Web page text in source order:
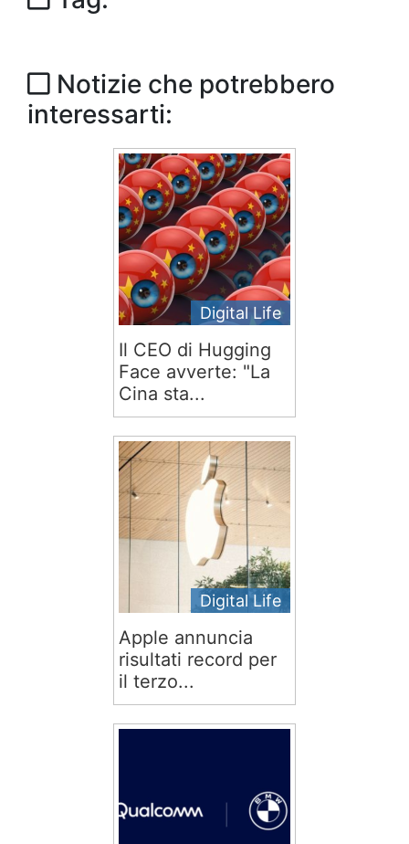
Notizie che potrebbero
interessarti:
Digital Life
Il CEO di Hugging
Face avverte: "La
Cina sta...
Digital Life
Apple annuncia
risultati record per
il terzo...